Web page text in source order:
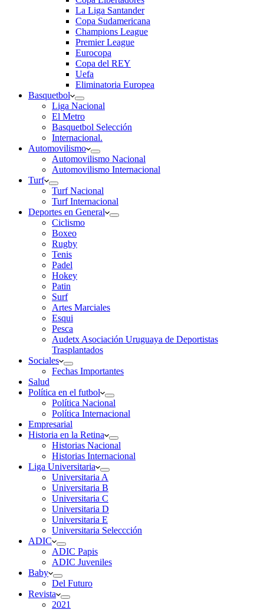
La Liga Santander
Copa Sudamericana
Champions League
Premier League
Eurocopa
Copa del REY
Uefa
Eliminatoria Europea
Basquetbol
Liga Nacional
El Metro
Basquetbol Selección
Internacional.
Automovilismo
Automovilismo Nacional
Automovilismo Internacional
Turf
Turf Nacional
Turf Internacional
Deportes en General
Ciclismo
Boxeo
Rugby
Tenis
Padel
Hokey
Patin
Surf
Artes Marciales
Esqui
Pesca
Audetx Asociación Uruguaya de Deportistas
Trasplantados
Sociales
Fechas Importantes
Salud
Política en el futbol
Política Nacional
Política Internacional
Empresarial
Historia en la Retina
Historias Nacional
Historias Internacional
Liga Universitaria
Universitaria A
Universitaria B
Universitaria C
Universitaria D
Universitaria E
Universitaria Seleccción
ADIC
ADIC Papis
ADIC Juveniles
Baby
Del Futuro
Revista
2021